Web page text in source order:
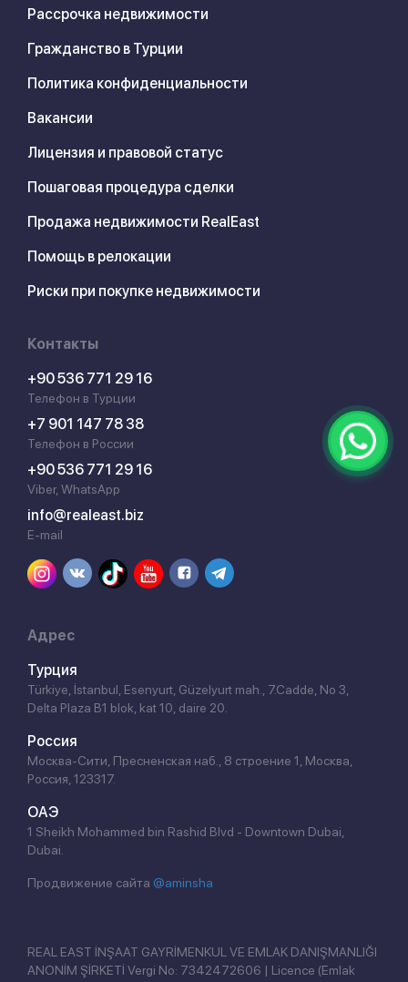
Рассрочка недвижимости
Гражданство в Турции
Политика конфиденциальности
Вакансии
Лицензия и правовой статус
Пошаговая процедура сделки
Продажа недвижимости RealEast
Помощь в релокации
Риски при покупке недвижимости
Контакты
+90 536 771 29 16
Телефон в Турции
+7 901 147 78 38
Телефон в России
+90 536 771 29 16
Viber, WhatsApp
info@realeast.biz
E-mail
Адрес
Турция
Türkiye, İstanbul, Esenyurt, Güzelyurt mah., 7.Cadde, No 3,
Delta Plaza B1 blok, kat 10, daire 20.
Россия
Москва-Сити, Пресненская наб., 8 строение 1, Москва,
Россия, 123317.
ОАЭ
1 Sheikh Mohammed bin Rashid Blvd - Downtown Dubai,
Dubai.
Продвижение сайта @aminsha
REAL EAST İNŞAAT GAYRİMENKUL VE EMLAK DANIŞMANLIĞI
ANONİM ŞİRKETİ Vergi No: 7342472606 | Licence (Emlak